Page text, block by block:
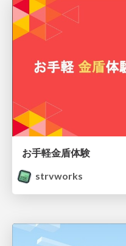
お手軽金盾体験
strvworks